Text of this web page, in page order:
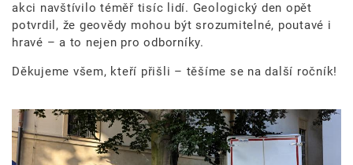
akci navštívilo téměř tisíc lidí. Geologický den opět
potvrdil, že geovědy mohou být srozumitelné, poutavé i
hravé – a to nejen pro odborníky.
Děkujeme všem, kteří přišli – těšíme se na další ročník!